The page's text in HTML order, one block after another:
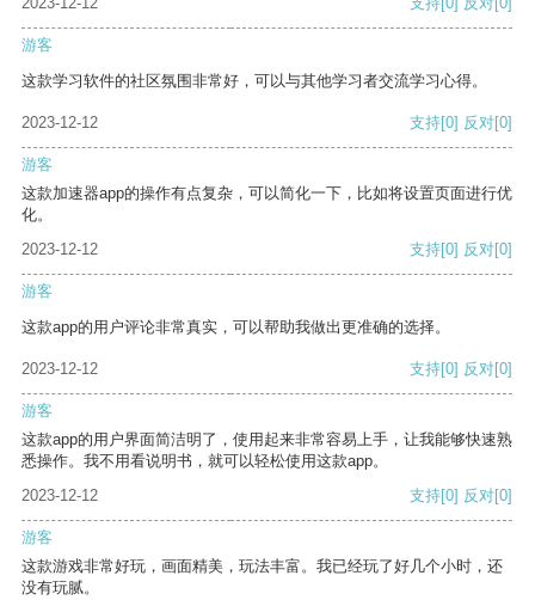
游客
这款学习软件的社区氛围非常好，可以与其他学习者交流学习心得。
2023-12-12 支持[0] 反对[0]
游客
这款加速器app的操作有点复杂，可以简化一下，比如将设置页面进行优
化。
2023-12-12
支持[0] 反对[0]
游客
这款app的用户评论非常真实，可以帮助我做出更准确的选择。
2023-12-12 支持[0] 反对[0]
游客
这款app的用户界面简洁明了，使用起来非常容易上手，让我能够快速熟
悉操作。我不用看说明书，就可以轻松使用这款app。
2023-12-12
支持[0] 反对[0]
游客
这款游戏非常好玩，画面精美，玩法丰富。我已经玩了好几个小时，还
没有玩腻。